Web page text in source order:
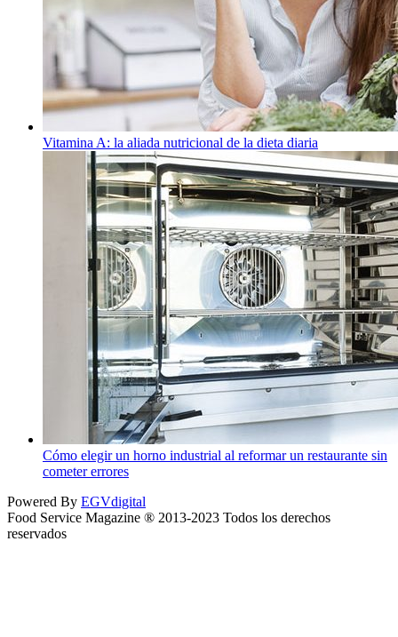
Vitamina A: la aliada nutricional de la dieta diaria
Cómo elegir un horno industrial al reformar un restaurante sin
cometer errores
Powered By EGVdigital
Food Service Magazine ® 2013-2023 Todos los derechos
reservados